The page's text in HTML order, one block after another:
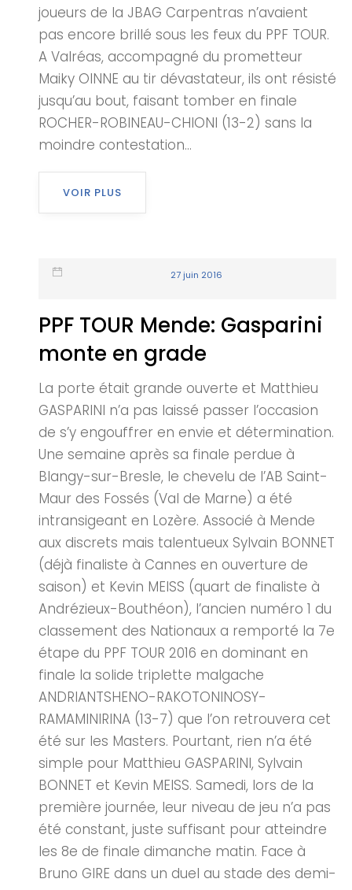
joueurs de la JBAG Carpentras n’avaient
pas encore brillé sous les feux du PPF TOUR.
A Valréas, accompagné du prometteur
Maiky OINNE au tir dévastateur, ils ont résisté
jusqu’au bout, faisant tomber en finale
ROCHER-ROBINEAU-CHIONI (13-2) sans la
moindre contestation...
VOIR PLUS
27 juin 2016
PPF TOUR Mende: Gasparini
monte en grade
La porte était grande ouverte et Matthieu
GASPARINI n’a pas laissé passer l’occasion
de s’y engouffrer en envie et détermination.
Une semaine après sa finale perdue à
Blangy-sur-Bresle, le chevelu de l’AB Saint-
Maur des Fossés (Val de Marne) a été
intransigeant en Lozère. Associé à Mende
aux discrets mais talentueux Sylvain BONNET
(déjà finaliste à Cannes en ouverture de
saison) et Kevin MEISS (quart de finaliste à
Andrézieux-Bouthéon), l’ancien numéro 1 du
classement des Nationaux a remporté la 7e
étape du PPF TOUR 2016 en dominant en
finale la solide triplette malgache
ANDRIANTSHENO-RAKOTONINOSY-
RAMAMINIRINA (13-7) que l’on retrouvera cet
été sur les Masters. Pourtant, rien n’a été
simple pour Matthieu GASPARINI, Sylvain
BONNET et Kevin MEISS. Samedi, lors de la
première journée, leur niveau de jeu n’a pas
été constant, juste suffisant pour atteindre
les 8e de finale dimanche matin. Face à
Bruno GIRE dans un duel au stade des demi-